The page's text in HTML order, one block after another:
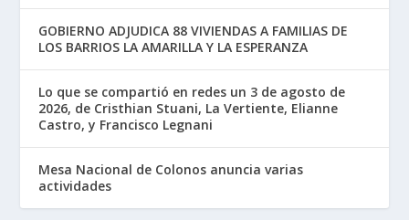
GOBIERNO ADJUDICA 88 VIVIENDAS A FAMILIAS DE
LOS BARRIOS LA AMARILLA Y LA ESPERANZA
Lo que se compartió en redes un 3 de agosto de
2026, de Cristhian Stuani, La Vertiente, Elianne
Castro, y Francisco Legnani
Mesa Nacional de Colonos anuncia varias
actividades